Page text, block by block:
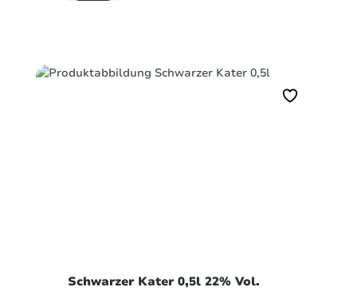
Schwarzer Kater 0,5l 22% Vol.